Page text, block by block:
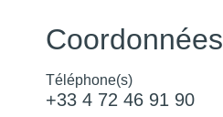
Coordonnées
Téléphone(s)
+33 4 72 46 91 90